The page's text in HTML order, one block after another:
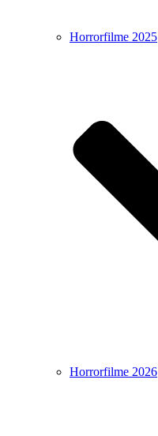
Horrorfilme 2025
Horrorfilme 2026